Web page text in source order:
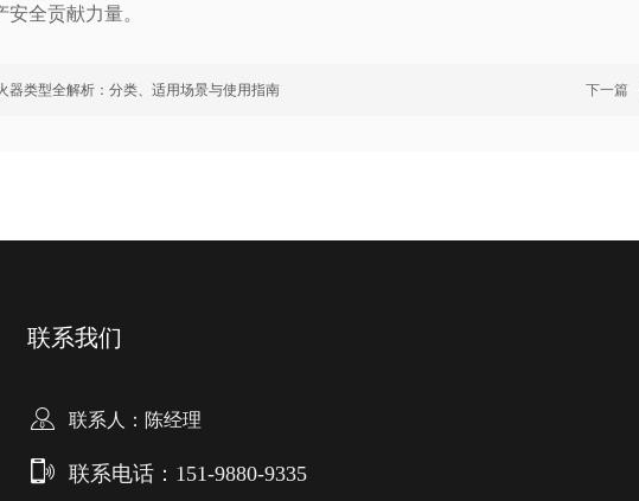
安全贡献力量。
器类型全解析：分类、适用场景与使用指南 下一篇
联系电话：151-9880-9335
联系人：陈经理
联系我们